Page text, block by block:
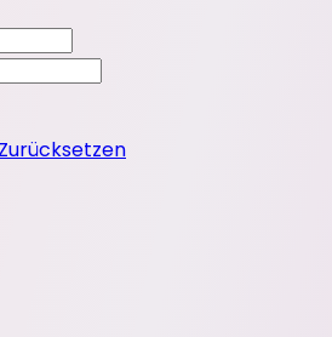
Zurücksetzen